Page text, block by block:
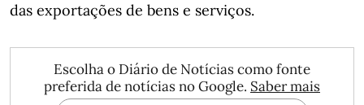
das exportações de bens e serviços.
Escolha o Diário de Notícias como fonte
preferida de notícias no Google. Saber mais